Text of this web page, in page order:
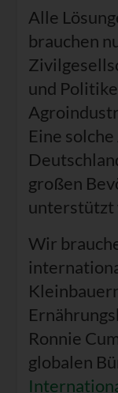
Alle
brauchen
und
Eine
großen
unterstützt
Wir
Ronnie
globalen